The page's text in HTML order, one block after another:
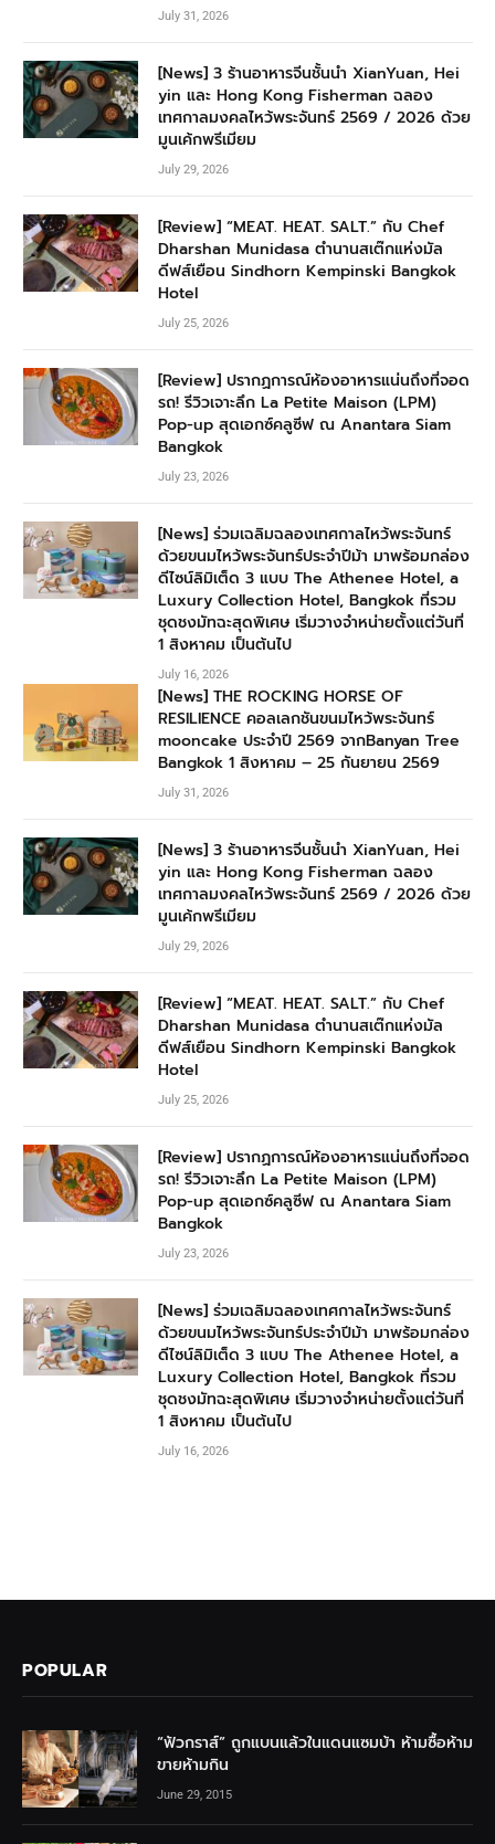
July 31, 2026
[News] 3 ร้านอาหารจีนชั้นนำ XianYuan, Hei
yin และ Hong Kong Fisherman ฉลอง
เทศกาลมงคลไหว้พระจันทร์ 2569 / 2026 ด้วย
มูนเค้กพรีเมียม
July 29, 2026
[Review] “MEAT. HEAT. SALT.” กับ Chef
Dharshan Munidasa ตำนานสเต๊กแห่งมัล
ดีฟส์เยือน Sindhorn Kempinski Bangkok
Hotel
July 25, 2026
[Review] ปรากฏการณ์ห้องอาหารแน่นถึงที่จอด
รถ! รีวิวเจาะลึก La Petite Maison (LPM)
Pop-up สุดเอกซ์คลูซีฟ ณ Anantara Siam
Bangkok
July 23, 2026
[News] ร่วมเฉลิมฉลองเทศกาลไหว้พระจันทร์
ด้วยขนมไหว้พระจันทร์ประจำปีม้า มาพร้อมกล่อง
ดีไซน์ลิมิเต็ด 3 แบบ The Athenee Hotel, a
Luxury Collection Hotel, Bangkok ที่รวม
ชุดชงมัทฉะสุดพิเศษ เริ่มวางจำหน่ายตั้งแต่วันที่
1 สิงหาคม เป็นต้นไป
July 16, 2026
[News] THE ROCKING HORSE OF
RESILIENCE คอลเลกชันขนมไหว้พระจันทร์
mooncake ประจำปี 2569 จากBanyan Tree
Bangkok 1 สิงหาคม – 25 กันยายน 2569
July 31, 2026
[News] 3 ร้านอาหารจีนชั้นนำ XianYuan, Hei
yin และ Hong Kong Fisherman ฉลอง
เทศกาลมงคลไหว้พระจันทร์ 2569 / 2026 ด้วย
มูนเค้กพรีเมียม
July 29, 2026
[Review] “MEAT. HEAT. SALT.” กับ Chef
Dharshan Munidasa ตำนานสเต๊กแห่งมัล
ดีฟส์เยือน Sindhorn Kempinski Bangkok
Hotel
July 25, 2026
[Review] ปรากฏการณ์ห้องอาหารแน่นถึงที่จอด
รถ! รีวิวเจาะลึก La Petite Maison (LPM)
Pop-up สุดเอกซ์คลูซีฟ ณ Anantara Siam
Bangkok
July 23, 2026
[News] ร่วมเฉลิมฉลองเทศกาลไหว้พระจันทร์
ด้วยขนมไหว้พระจันทร์ประจำปีม้า มาพร้อมกล่อง
ดีไซน์ลิมิเต็ด 3 แบบ The Athenee Hotel, a
Luxury Collection Hotel, Bangkok ที่รวม
ชุดชงมัทฉะสุดพิเศษ เริ่มวางจำหน่ายตั้งแต่วันที่
1 สิงหาคม เป็นต้นไป
July 16, 2026
POPULAR
“ฟัวกราส์” ถูกแบนแล้วในแดนแซมบ้า ห้ามซื้อห้าม
ขายห้ามกิน
June 29, 2015